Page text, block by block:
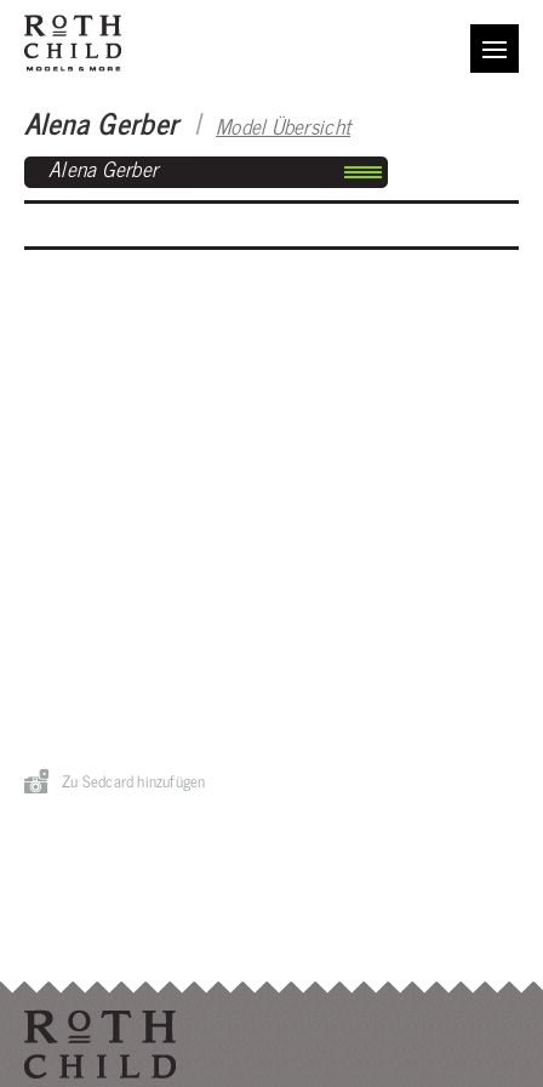
Alena Gerber I Model Übersicht
Alena Gerber
Zu Sedcard hinzufügen